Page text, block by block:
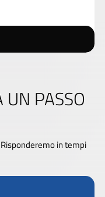
UN PASSO
in tempi